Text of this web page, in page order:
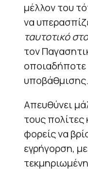
μέλλον του
να
ταυτοτικό
τον
υποβάθμισης.
Απευθύνει
τους πολίτες
φορείς να
εγρήγορση, με